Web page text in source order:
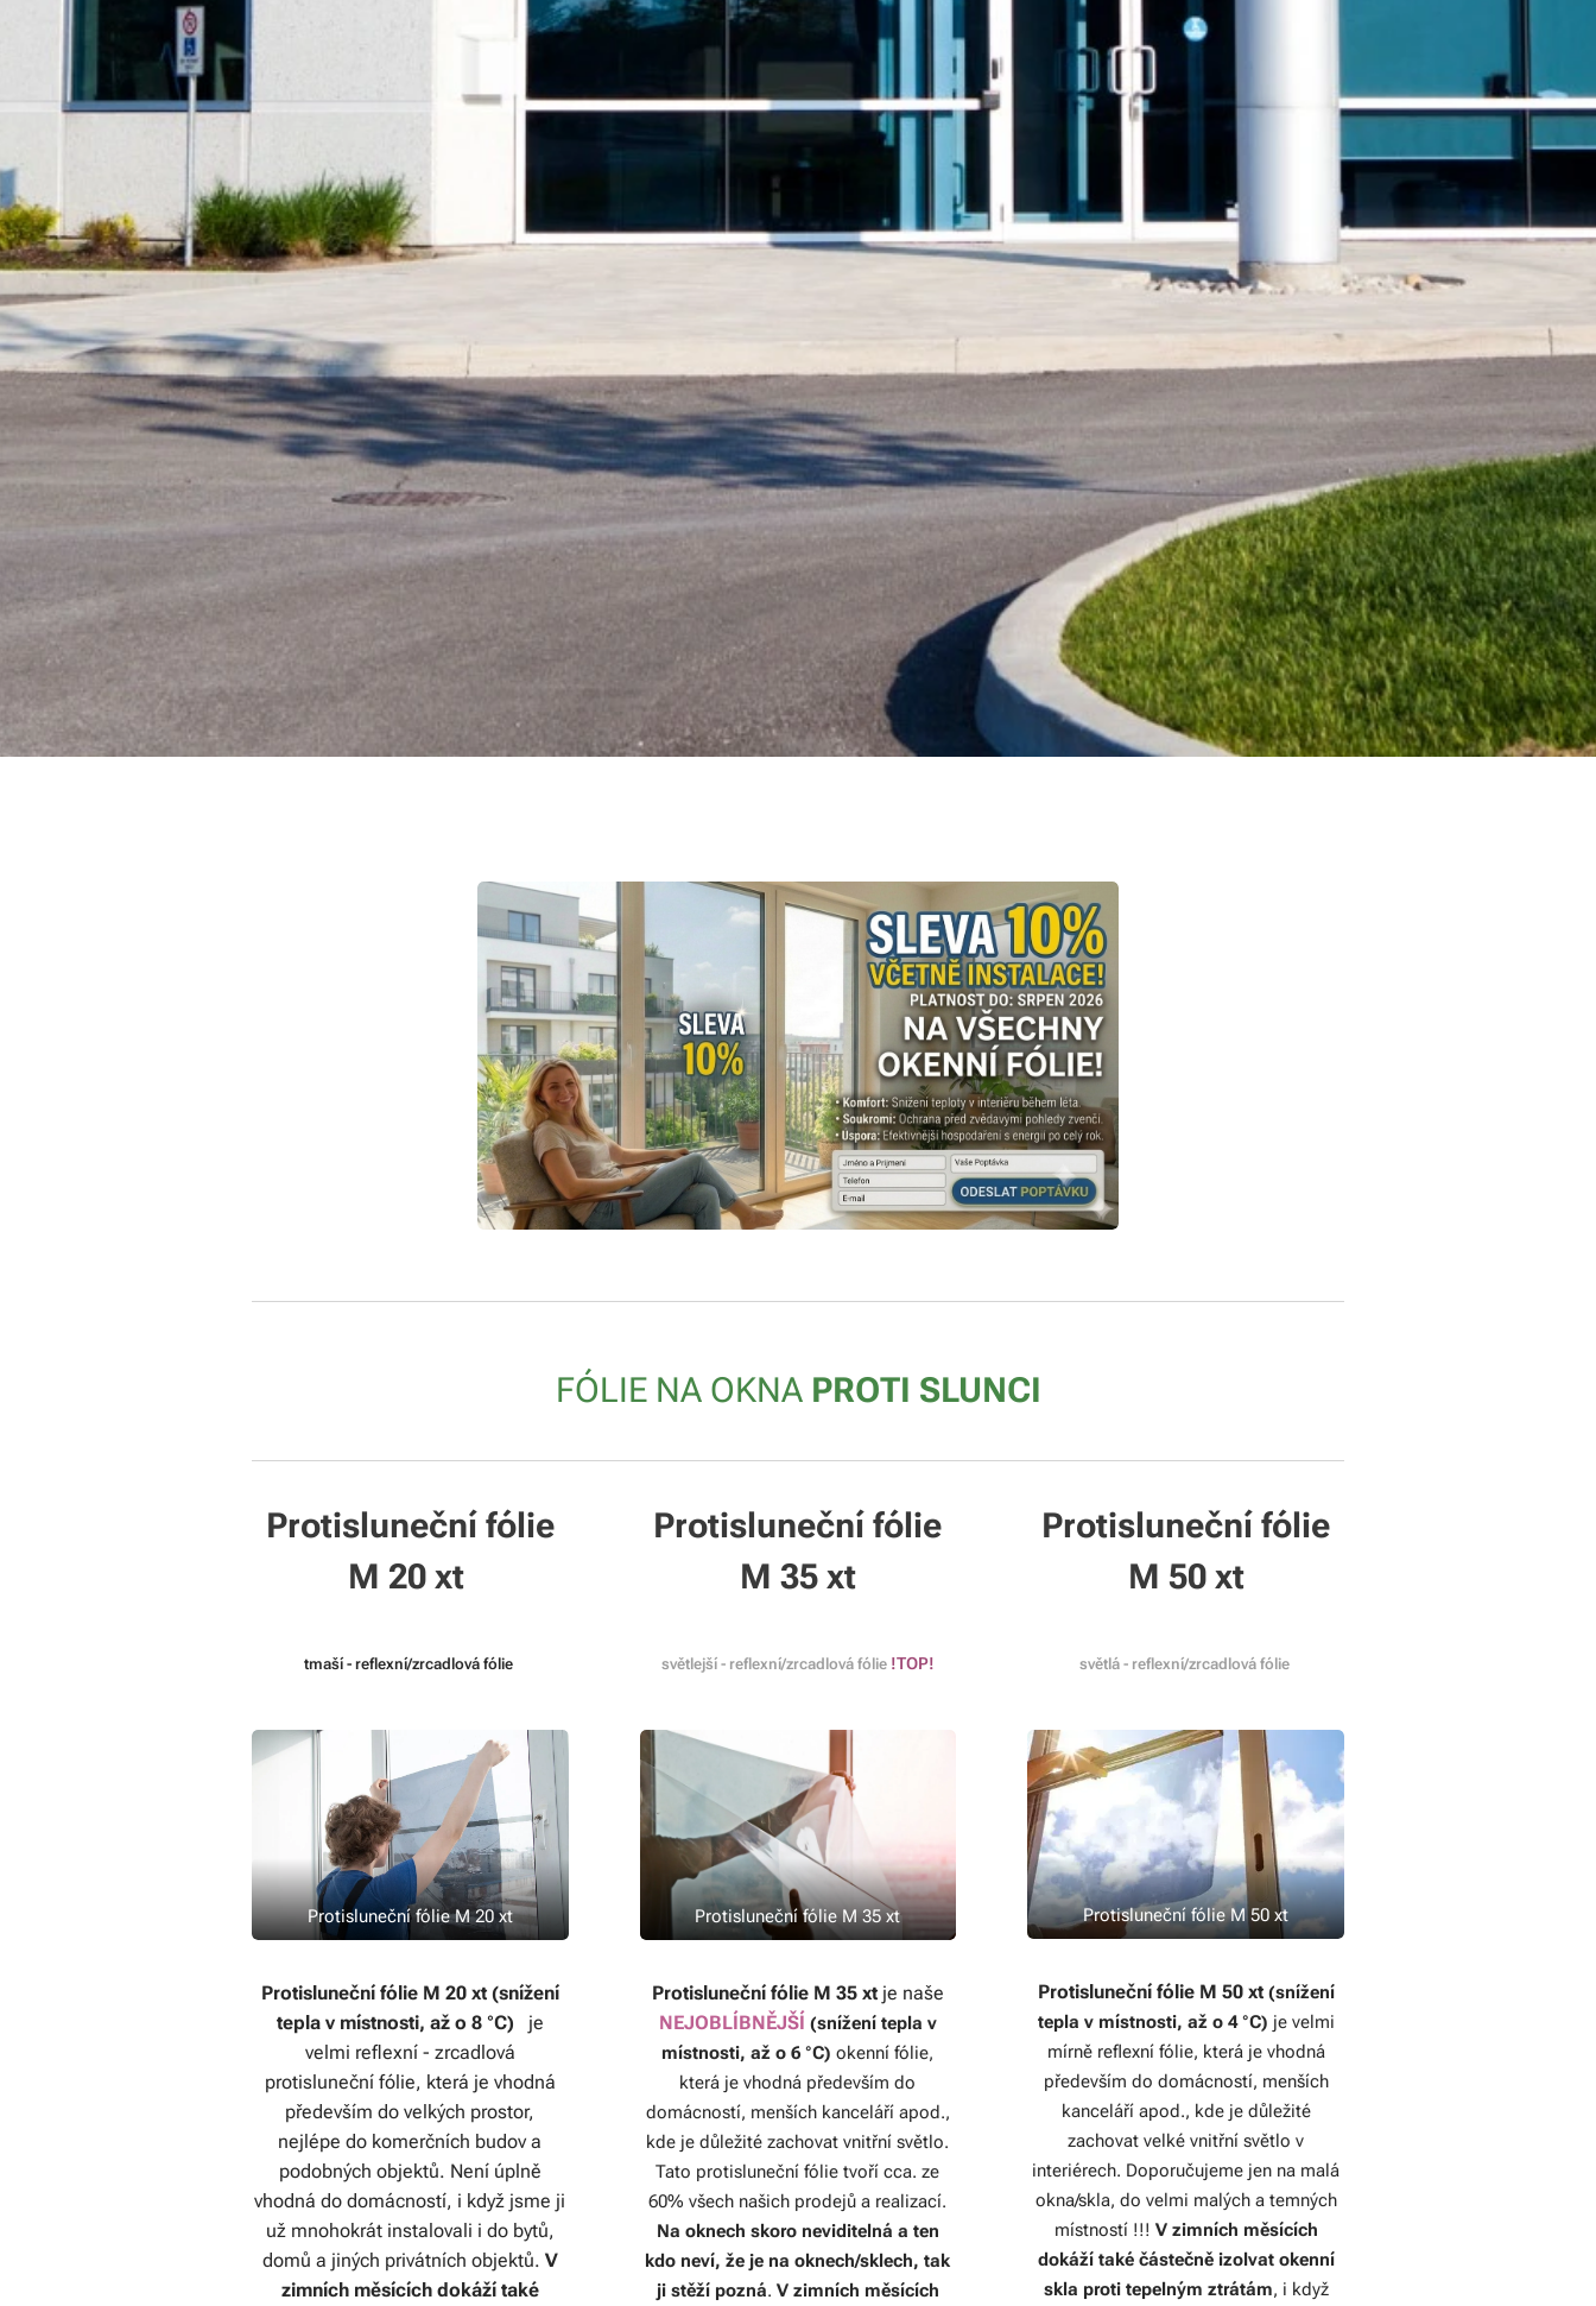
FÓLIE NA OKNA PROTI SLUNCI
Protisluneční fólie
M 20 xt
tmaší - reflexní/zrcadlová fólie
Protisluneční fólie M 20 xt
Protisluneční fólie M 20 xt (snížení
tepla v místnosti, až o 8 °C)
je
velmi reflexní - zrcadlová
protisluneční fólie, která je vhodná
především do velkých prostor,
nejlépe do komerčních budov a
podobných objektů. Není úplně
vhodná do domácností, i když jsme ji
už mnohokrát instalovali i do bytů,
domů a jiných privátních objektů. V
zimních měsících dokáží také
Protisluneční fólie
M 35 xt
světlejší - reflexní/zrcadlová fólie !TOP!
Protisluneční fólie M 35 xt
Protisluneční fólie M 35 xtje naše
NEJOBLÍBNĚJŠÍ (snížení tepla v
místnosti, až o 6 °C) okenní fólie,
která je vhodná především do
domácností, menších kanceláří apod.,
kde je důležité zachovat vnitřní světlo.
Tato protisluneční fólie tvoří cca. ze
60% všech našich prodejů a realizací.
Na oknech skoro neviditelná a ten
kdo neví, že je na oknech/sklech, tak
ji stěží pozná. V zimních měsících
Protisluneční fólie
M 50 xt
světlá - reflexní/zrcadlová fólie
Protisluneční fólie M 50 xt
Protisluneční fólie M 50 xt (snížení
tepla v místnosti, až o 4 °C) je velmi
mírně reflexní fólie, která je vhodná
především do domácností, menších
kanceláří apod., kde je důležité
zachovat velké vnitřní světlo v
interiérech. Doporučujeme jen na malá
okna/skla, do velmi malých a temných
místností !!! V zimních měsících
dokáží také částečně izolvat okenní
skla proti tepelným ztrátám, i když